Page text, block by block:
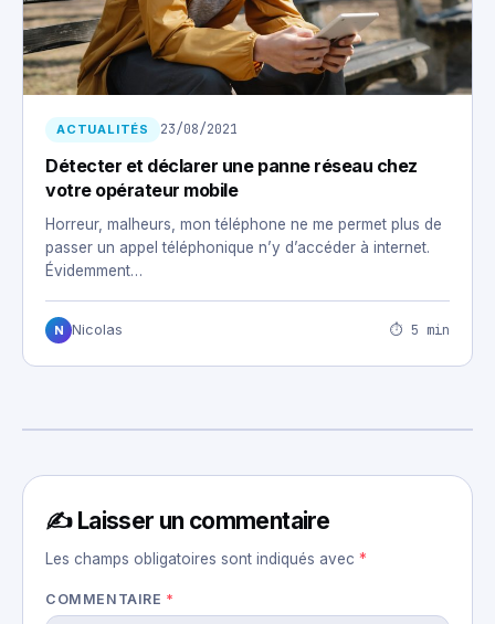
ACTUALITÉS 23/08/2021
Détecter et déclarer une panne réseau chez
votre opérateur mobile
Horreur, malheurs, mon téléphone ne me permet plus de
passer un appel téléphonique n’y d’accéder à internet.
Évidemment…
N Nicolas ⏱ 5 min
✍️ Laisser un commentaire
Les champs obligatoires sont indiqués avec *
COMMENTAIRE *